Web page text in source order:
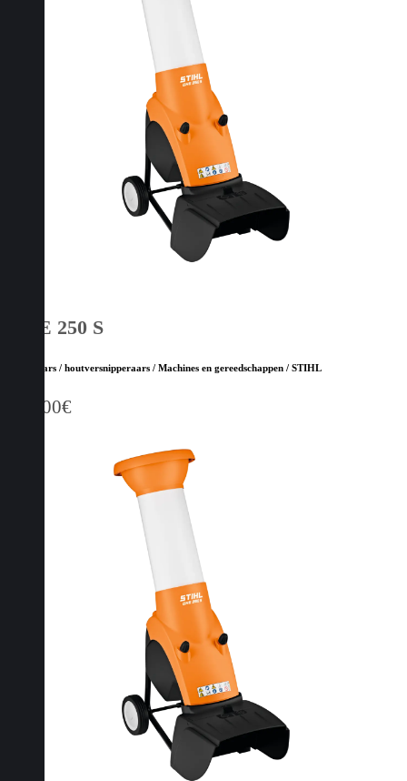
GHE 250 S
Hakselaars / houtversnipperaars / Machines en gereedschappen / STIHL
649,00€